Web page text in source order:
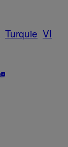
Turquie VI